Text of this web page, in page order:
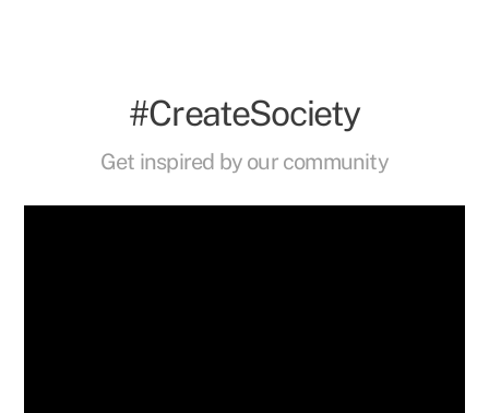
#CreateSociety
Get inspired by our community